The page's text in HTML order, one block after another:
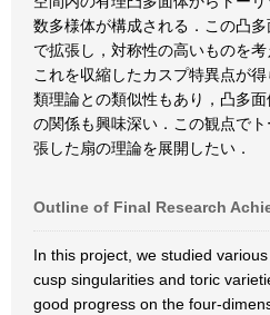
数多様体が構成される．この凸
で拡張し，対称性の高いものを
これを収縮したカスプ特異点が
類理論との類似性もあり，凸多
の関係も興味深い．この観点で
張した扇の理論を展開したい．
Outline of Final Research
In this project, we studied
cusp singularities and toric
good progress on the four-